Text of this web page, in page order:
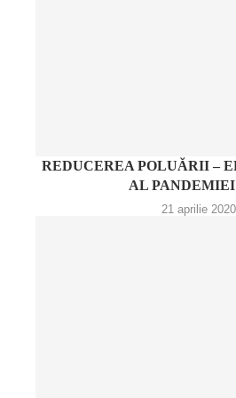
REDUCEREA POLUĂRII –
AL PANDEMIEI
21 aprilie 2020